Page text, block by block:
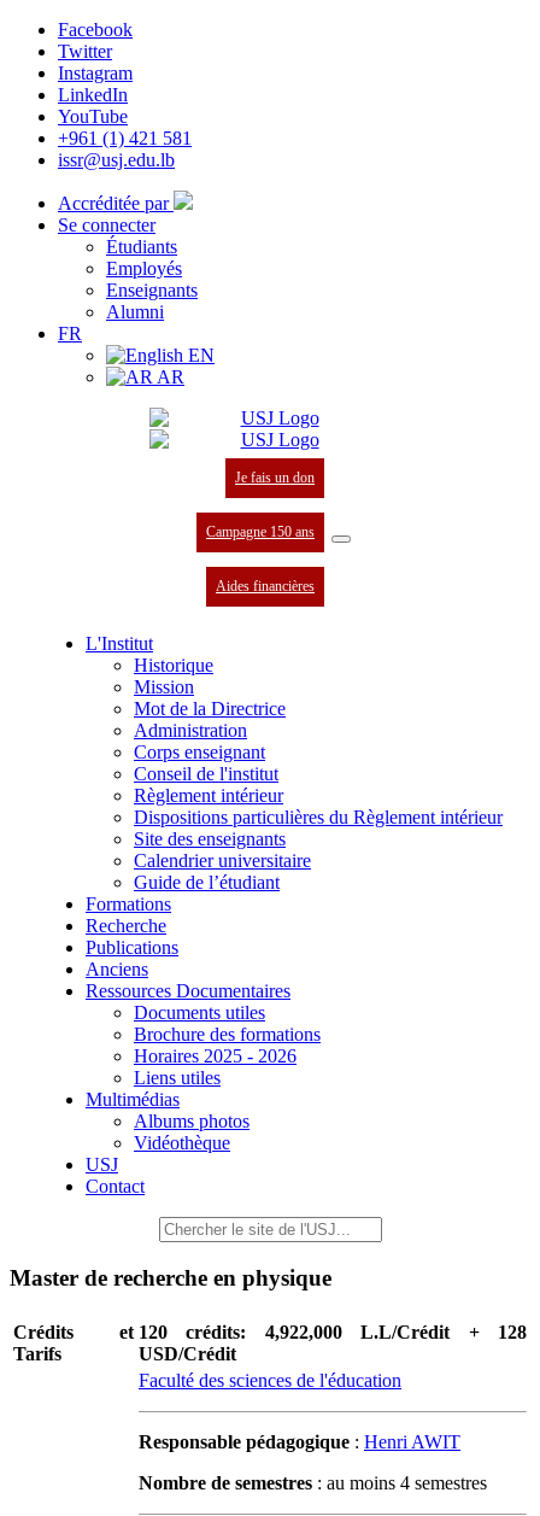
Facebook
Twitter
Instagram
LinkedIn
YouTube
+961 (1) 421 581
issr@usj.edu.lb
Accréditée par
Se connecter
Étudiants
Employés
Enseignants
Alumni
FR
EN
AR
Je fais un don
Campagne 150 ans
Aides financières
L'Institut
Historique
Mission
Mot de la Directrice
Administration
Corps enseignant
Conseil de l'institut
Règlement intérieur
Dispositions particulières du Règlement intérieur
Site des enseignants
Calendrier universitaire
Guide de l’étudiant
Formations
Recherche
Publications
Anciens
Ressources Documentaires
Documents utiles
Brochure des formations
Horaires 2025 - 2026
Liens utiles
Multimédias
Albums photos
Vidéothèque
USJ
Contact
Master de recherche en physique
Crédits et
Tarifs
120 crédits: 4,922,000 L.L/Crédit + 128
USD/Crédit
Faculté des sciences de l'éducation
Responsable pédagogique : Henri AWIT
Nombre de semestres : au moins 4 semestres